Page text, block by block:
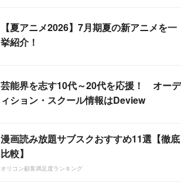
【夏アニメ2026】7月期夏の新アニメを一
挙紹介！
芸能界を志す10代～20代を応援！ オーデ
ィション・スクール情報はDeview
漫画読み放題サブスクおすすめ11選【徹底
比較】
オリコン顧客満足度ランキング